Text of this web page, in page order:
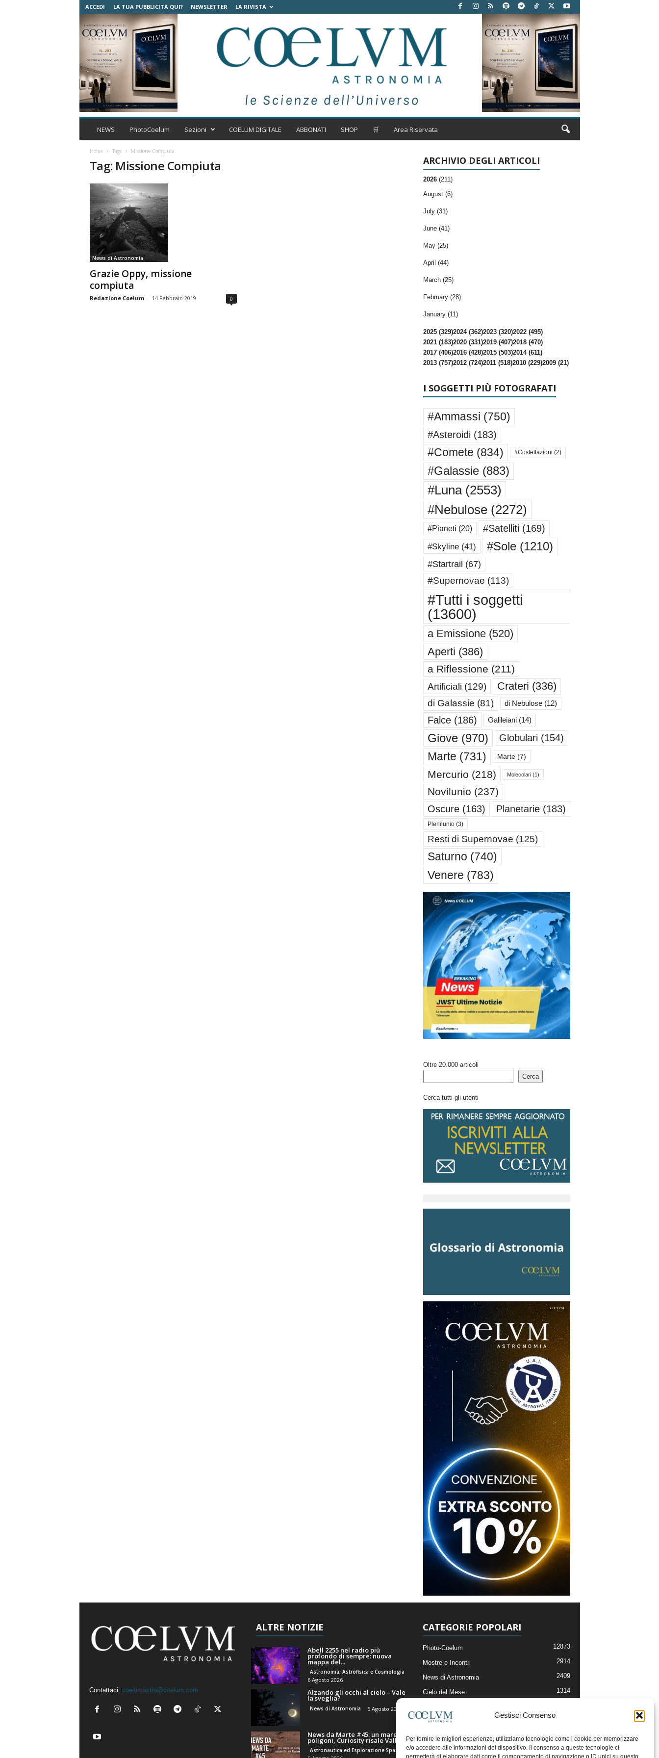
Gestisci Consenso
Per fornire le migliori esperienze, utilizziamo tecnologie come i cookie per memorizzare
e/o accedere alle informazioni del dispositivo. Il consenso a queste tecnologie ci
permetterà di elaborare dati come il comportamento di navigazione o ID unici su questo
ACCEDI LA TUA PUBBLICITÀ QUI? NEWSLETTER LA RIVISTA
C
m
a
NEWS PhotoCoelum Sezioni COELUM DIGITALE ABBONATI SHOP 🛒 Area Riservata
Home Tags Missione Compiuta
Tag: Missione Compiuta
News di Astronomia
Grazie Oppy, missione
compiuta
Redazione Coelum - 14 Febbraio 2019 0
ARCHIVIO DEGLI ARTICOLI
2026 (211)
August (6)
July (31)
June (41)
May (25)
April (44)
March (25)
February (28)
January (11)
2025 (329)2024 (362)2023 (320)2022 (495)
2021 (183)2020 (331)2019 (407)2018 (470)
2017 (406)2016 (428)2015 (503)2014 (611)
2013 (757)2012 (724)2011 (518)2010 (229)2009 (21)
I SOGGETTI PIÙ FOTOGRAFATI
#Ammassi (750)
#Asteroidi (183)
#Comete (834) #Costellazioni (2)
#Galassie(883)
#Luna(2553)
#Nebulose(2272)
#Pianeti (20) #Satelliti (169)
#Skyline(41) #Sole(1210)
#Startrail (67)
#Supernovae (113)
#Tutti i soggetti
(13600)
a Emissione(520)
Aperti (386)
a Riflessione (211)
Artificiali (129) Crateri (336)
di Galassie (81) di Nebulose(12)
Falce(186) Galileiani(14)
Giove(970) Globulari (154)
Marte (731) Marte(7)
Mercurio (218) Molecolari(1)
Novilunio (237)
Oscure(163) Planetarie(183)
Plenilunio(3)
Resti di Supernovae (125)
Saturno (740)
Venere (783)
Oltre 20.000 articoli
Cerca
Cerca tutti gli utenti
Contattaci: coelumastro@coelum.com
ALTRE NOTIZIE
Abell 2255 nel radio più
profondo di sempre: nuova
mappa del...
Astronomia, Astrofisica e Cosmologia
6 Agosto 2026
Alzando gli occhi al cielo – Vale
la sveglia?
News di Astronomia 5 Agosto 2026
News da Marte #45: un mare di
poligoni, Curiosity risale Valle...
CATEGORIE POPOLARI
Photo-Coelum 12873
Mostre e Incontri 2914
News di Astronomia 2409
Cielo del Mese 1314
Articoli e Risorse On-Line
Il Blog della Redazione